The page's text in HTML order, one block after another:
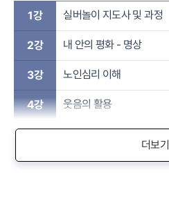
1강 실버놀이 지도사 및 과정
2강 내 안의 평화 - 명상
3강 노인심리 이해
4강 웃음의 활용
더보기